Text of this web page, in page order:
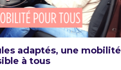
adaptés, une mobilité
à tous